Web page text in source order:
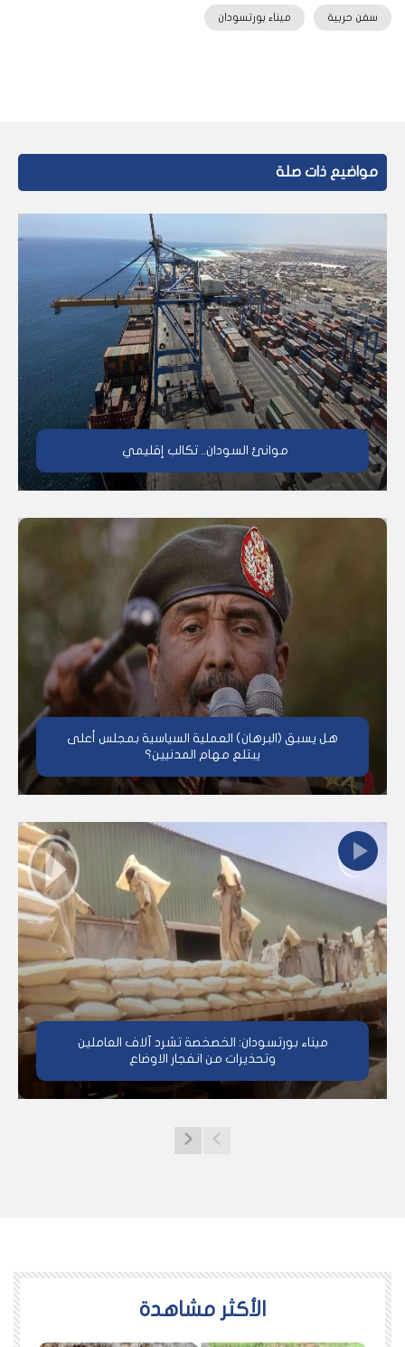
سفن حربية ميناء بورتسودان
مواضيع ذات صلة
موانئ السودان.. تكالب إقليمي
هل يسبق (البرهان) العملية السياسية بمجلس أعلى
يبتلع مهام المدنيين؟
ميناء بورتسودان: الخصخصة تشرد آلاف العاملين
وتحذيرات من انفجار الاوضاع
اﻷكثر مشاهدة